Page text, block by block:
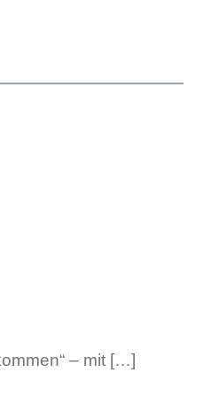
– mit […]